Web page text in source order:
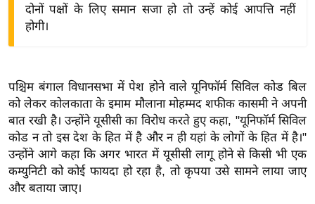
शे
ष
ज्ञ
रा
य
ब
ज
दोनों पक्षों के लिए समान सजा हो तो उन्हें कोई आपत्ति नहीं
होगी।
पश्चिम बंगाल विधानसभा में पेश होने वाले यूनिफॉर्म सिविल कोड बिल
को लेकर कोलकाता के इमाम मौलाना मोहम्मद शफीक कासमी ने अपनी
बात रखी है। उन्होंने यूसीसी का विरोध करते हुए कहा, "यूनिफॉर्म सिविल
कोड न तो इस देश के हित में है और न ही यहां के लोगों के हित में है।"
उन्होंने आगे कहा कि अगर भारत में यूसीसी लागू होने से किसी भी एक
कम्युनिटी को कोई फायदा हो रहा है, तो कृपया उसे सामने लाया जाए
और बताया जाए।